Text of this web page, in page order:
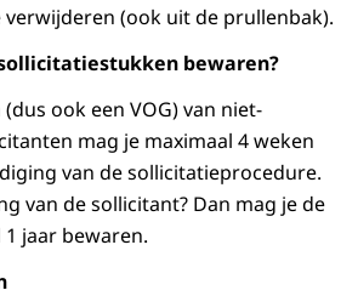
(ook uit de prullenbak).
bewaren?
ook een VOG) van niet-
mag je maximaal 4 weken
van de sollicitatieprocedure.
van de sollicitant? Dan mag je de
jaar bewaren.